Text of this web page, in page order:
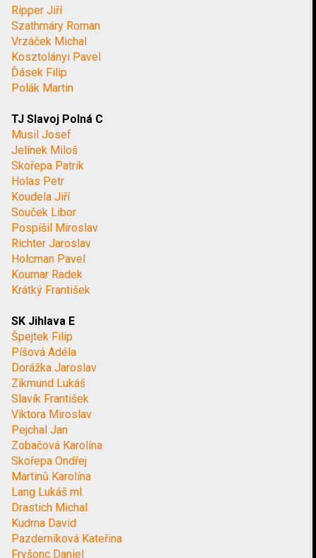
Ripper Jiří
Szathmáry Roman
Vrzáček Michal
Kosztolányi Pavel
Ďásek Filip
Polák Martin
TJ Slavoj Polná C
Musil Josef
Jelínek Miloš
Skořepa Patrik
Holas Petr
Koudela Jiří
Souček Libor
Pospíšil Miroslav
Richter Jaroslav
Holcman Pavel
Koumar Radek
Krátký František
SK Jihlava E
Špejtek Filip
Píšová Adéla
Dorážka Jaroslav
Zikmund Lukáš
Slavík František
Viktora Miroslav
Pejchal Jan
Zobačová Karolína
Skořepa Ondřej
Martinů Karolína
Lang Lukáš ml.
Drastich Michal
Kudrna David
Pazderníková Kateřina
Fryšonc Daniel